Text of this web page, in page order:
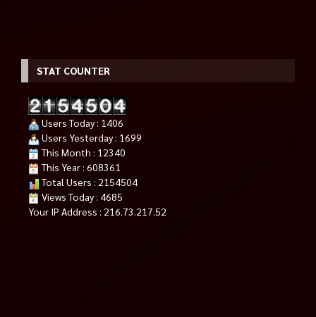
STAT COUNTER
Users Today : 1406
Users Yesterday : 1699
This Month : 12340
This Year : 608361
Total Users : 2154504
Views Today : 4685
Your IP Address : 216.73.217.52